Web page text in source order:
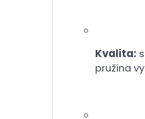
Kvalita:
pružina